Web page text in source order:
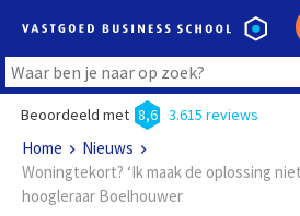
Beoordeeld met 8,6 3.615 reviews
Home
Nieuws
Woningtekort? ‘Ik maak de oplossing
hoogleraar Boelhouwer